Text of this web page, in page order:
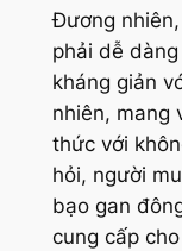
Đương
phải dễ
kháng giản
nhiên, mang
thức với
hỏi, người
bạo gan
cung cấp